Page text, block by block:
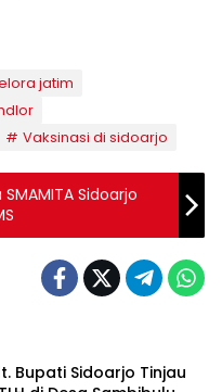
jatim
Vaksinasi di sidoarjo
Sidoarjo
Bupati Sidoarjo Tinjau